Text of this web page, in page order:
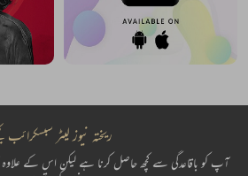
ریختہ نیوز لیٹر سبسکرائب
آپ کو باقاعدگی سے کچھ حاصل کرنا ہے لیکن اس کے